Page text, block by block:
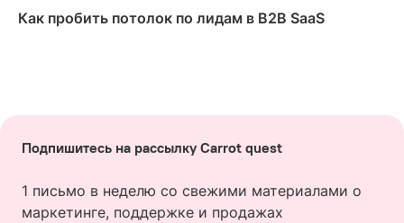
Как пробить потолок по лидам в B2B SaaS
Подпишитесь на рассылку Carrot quest
1 письмо в неделю со свежими материалами о
маркетинге, поддержке и продажах